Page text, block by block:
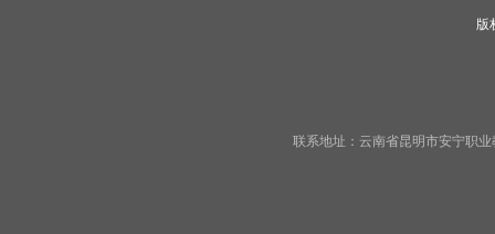
版
联系地址：云南省昆明市安宁职